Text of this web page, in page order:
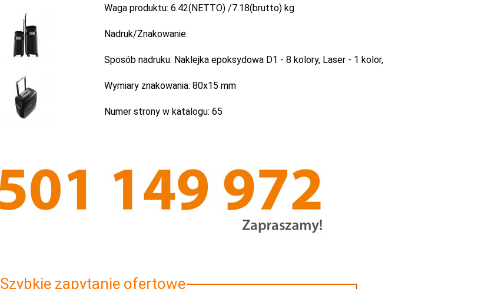
Waga produktu: 6.42(NETTO) /7.18(brutto) kg
Nadruk/Znakowanie:
Sposób nadruku: Naklejka epoksydowa D1 - 8 kolory, Laser - 1 kolor,
Wymiary znakowania: 80x15 mm
Numer strony w katalogu: 65
Szybkie zapytanie ofertowe